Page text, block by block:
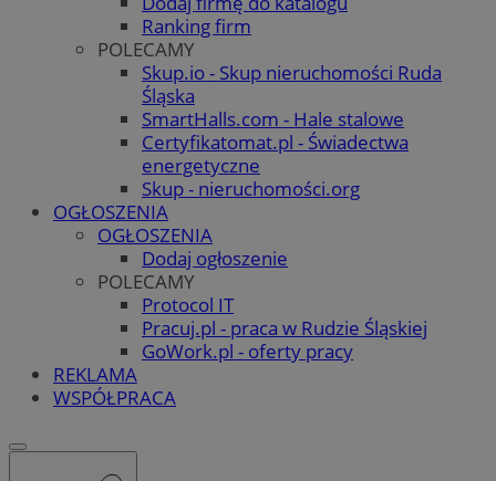
Ranking firm
POLECAMY
Skup.io - Skup nieruchomości Ruda
Śląska
SmartHalls.com - Hale stalowe
Certyfikatomat.pl - Świadectwa
energetyczne
Skup - nieruchomości.org
OGŁOSZENIA
OGŁOSZENIA
Dodaj ogłoszenie
POLECAMY
Protocol IT
Pracuj.pl - praca w Rudzie Śląskiej
GoWork.pl - oferty pracy
REKLAMA
WSPÓŁPRACA